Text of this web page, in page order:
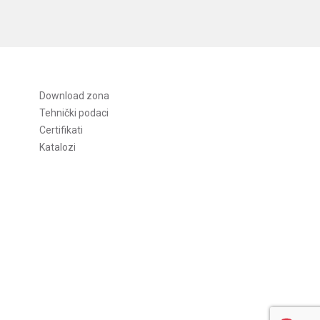
Download zona
Tehnički podaci
Certifikati
Katalozi